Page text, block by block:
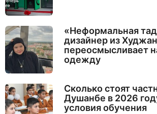
«Неформальная
дизайнер из
переосмысливает
одежду
Сколько стоят
Душанбе в 2026
условия обучения